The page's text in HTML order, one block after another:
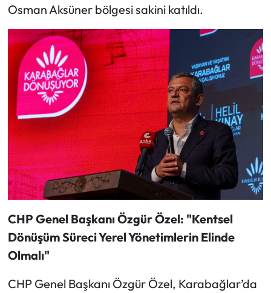
Osman Aksüner bölgesi sakini katıldı.
CHP Genel Başkanı Özgür Özel: "Kentsel
Dönüşüm Süreci Yerel Yönetimlerin Elinde
Olmalı"
CHP Genel Başkanı Özgür Özel, Karabağlar’da